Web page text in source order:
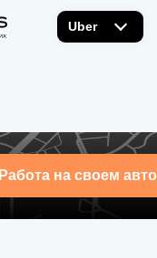
Uber
Работа на своем авто